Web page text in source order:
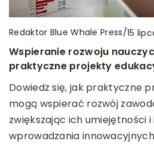
Redaktor Blue Whale Press/15
Wspieranie rozwoju
praktyczne projekty
Dowiedz się, jak praktyczne
mogą wspierać rozwój
zwiększając ich umiejętności
wprowadzania